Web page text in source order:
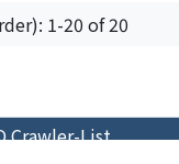
1-20 of 20
Crawler-List